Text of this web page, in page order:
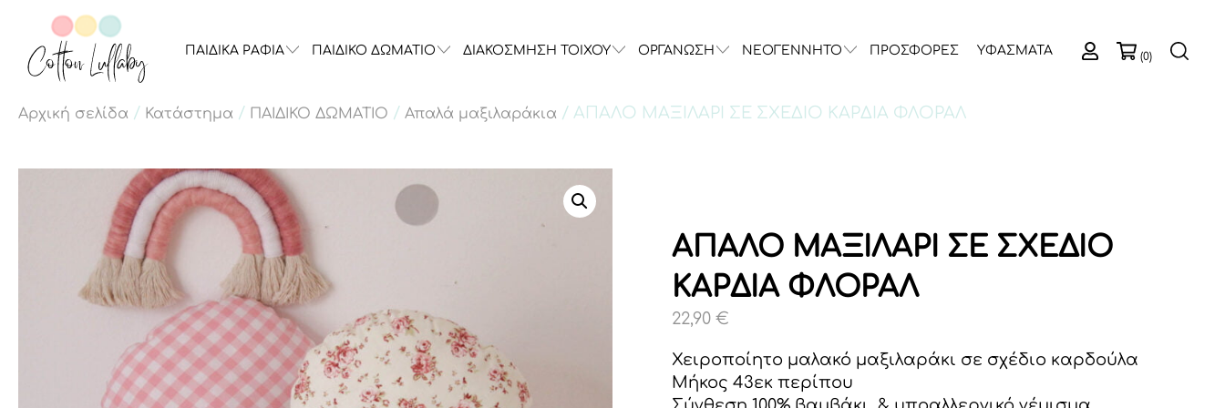
ΠΑΙΔΙΚΑ ΡΑΦΙΑ ΠΑΙΔΙΚΟ ΔΩΜΑΤΙΟ ΔΙΑΚΟΣΜΗΣΗ ΤΟΙΧΟΥ ΟΡΓΑΝΩΣΗ ΝΕΟΓΕΝΝΗΤΟ ΠΡΟΣΦΟΡΕΣ ΥΦΑΣΜΑΤΑ (0)
Αρχική σελίδα / Κατάστημα / ΠΑΙΔΙΚΟ ΔΩΜΑΤΙΟ / Απαλά μαξιλαράκια / ΑΠΑΛΟ ΜΑΞΙΛΑΡΙ ΣΕ ΣΧΕΔΙΟ ΚΑΡΔΙΑ ΦΛΟΡΑΛ
ΑΠΑΛΟ ΜΑΞΙΛΑΡΙ ΣΕ ΣΧΕΔΙΟ
ΚΑΡΔΙΑ ΦΛΟΡΑΛ
22,90€
Χειροποίητο μαλακό μαξιλαράκι σε σχέδιο καρδούλα
Μήκος 43εκ περίπου